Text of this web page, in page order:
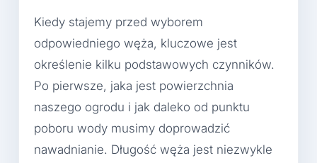
Kiedy stajemy przed wyborem
odpowiedniego węża, kluczowe jest
określenie kilku podstawowych czynników.
Po pierwsze, jaka jest powierzchnia
naszego ogrodu i jak daleko od punktu
poboru wody musimy doprowadzić
nawadnianie. Długość węża jest niezwykle